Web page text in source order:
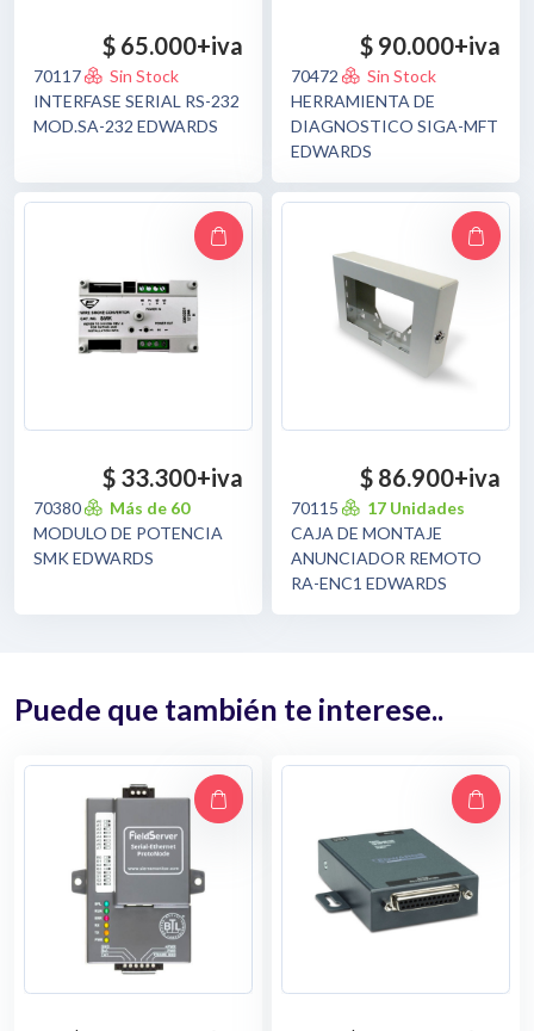
$ 65.000+iva
70117
Sin Stock
INTERFASE SERIAL RS-232
MOD.SA-232 EDWARDS
$ 90.000+iva
70472
Sin Stock
HERRAMIENTA DE
DIAGNOSTICO SIGA-MFT
EDWARDS
$ 33.300+iva
70380
Más de 60
MODULO DE POTENCIA
SMK EDWARDS
$ 86.900+iva
70115
17 Unidades
CAJA DE MONTAJE
ANUNCIADOR REMOTO
RA-ENC1 EDWARDS
Puede que también te interese..